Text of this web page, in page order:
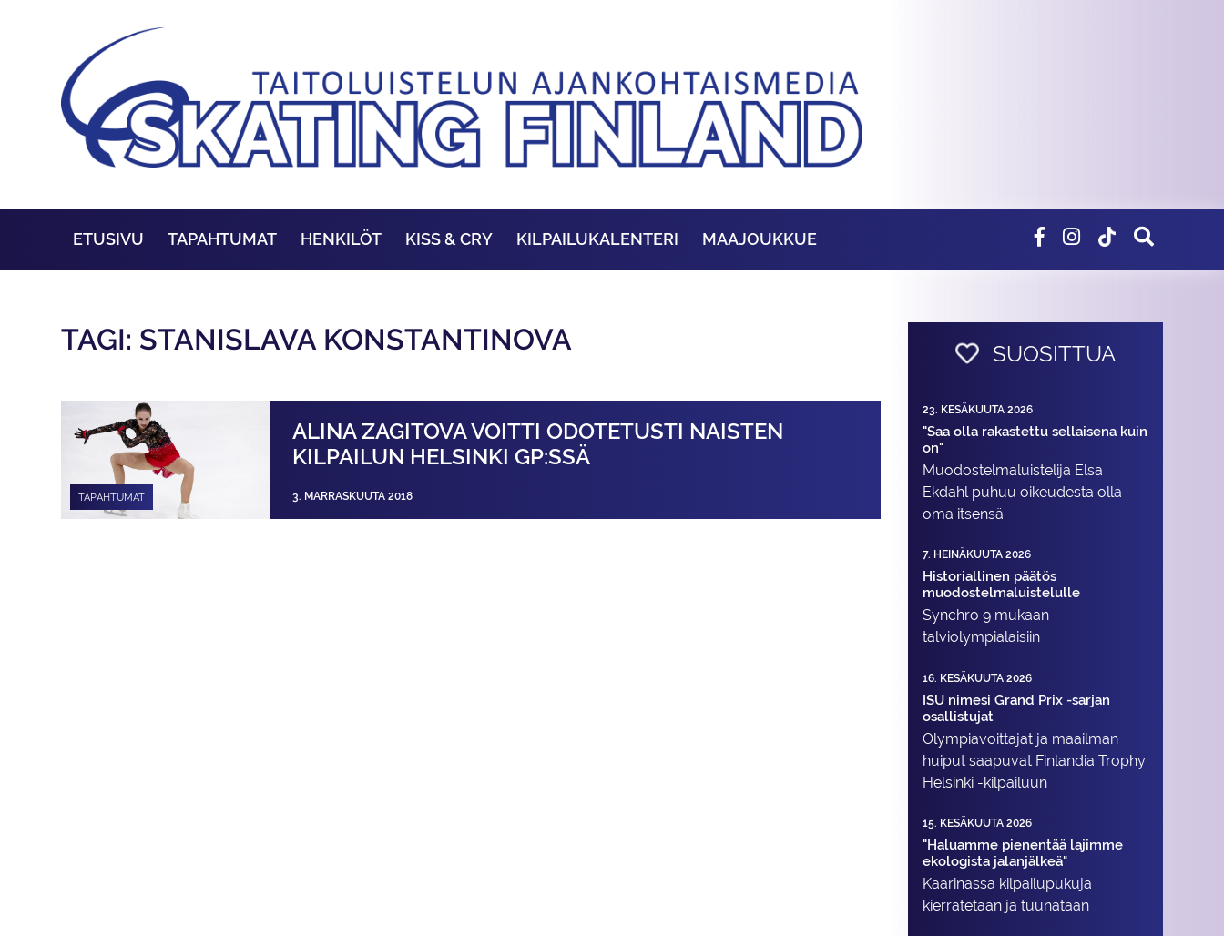
ETUSIVU TAPAHTUMAT HENKILÖT KISS & CRY KILPAILUKALENTERI MAAJOUKKUE
TAGI: STANISLAVA KONSTANTINOVA
TAPAHTUMAT
ALINA ZAGITOVA VOITTI ODOTETUSTI NAISTEN
KILPAILUN HELSINKI GP:SSÄ
3. MARRASKUUTA 2018
SUOSITTUA
23. KESÄKUUTA 2026
"Saa olla rakastettu sellaisena kuin
on"
Muodostelma­luistelija Elsa
Ekdahl puhuu oikeudesta olla
oma itsensä
7. HEINÄKUUTA 2026
Historiallinen päätös
muodostelmaluistelulle
Synchro 9 mukaan
talviolympialaisiin
16. KESÄKUUTA 2026
ISU nimesi Grand Prix -sarjan
osallistujat
Olympiavoittajat ja maailman
huiput saapuvat Finlandia Trophy
Helsinki -kilpailuun
15. KESÄKUUTA 2026
"Haluamme pienentää lajimme
ekologista jalanjälkeä"
Kaarinassa kilpailupukuja
kierrätetään ja tuunataan